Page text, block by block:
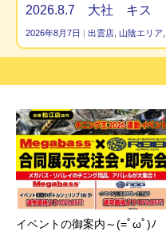
2026.8.7 大社 キス
2026年8月7日 | 出雲店 山陰エリア
イベントの御案内～(=ﾟωﾟ)ﾉ